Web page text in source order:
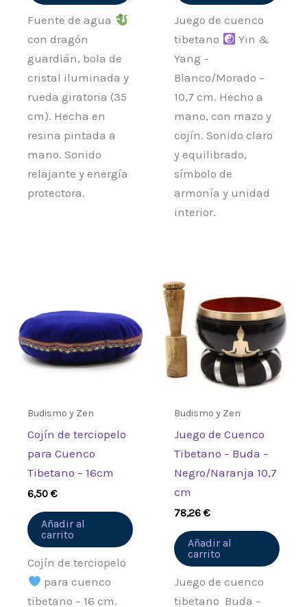
Fuente de agua
con dragón
guardián, bola de
cristal iluminada y
rueda giratoria (35
cm). Hecha en
resina pintada a
mano. Sonido
relajante y energía
protectora.
Juego de cuenco
tibetano
Yin &
Yang –
Blanco/Morado –
10,7 cm. Hecho a
mano, con mazo y
cojín. Sonido claro
y equilibrado,
símbolo de
armonía y unidad
interior.
Budismo y Zen
Cojín de terciopelo
para Cuenco
Tibetano – 16cm
6,50€
Añadir al
carrito
Cojín de terciopelo
para cuenco
tibetano – 16 cm.
Budismo y Zen
Juego de Cuenco
Tibetano – Buda –
Negro/Naranja 10,7
cm
78,26€
Añadir al
carrito
Juego de cuenco
tibetano Buda –